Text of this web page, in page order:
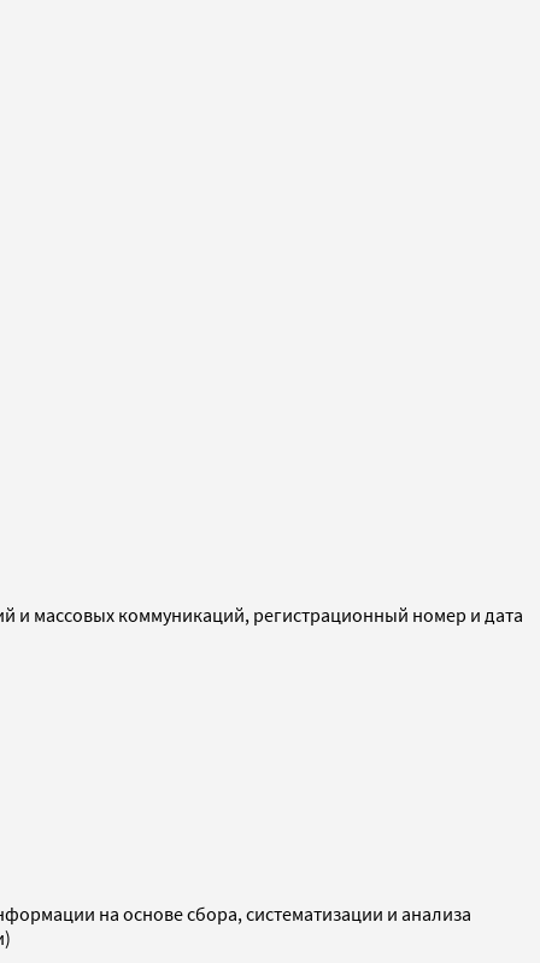
и массовых коммуникаций, регистрационный номер и дата
на основе сбора, систематизации и анализа